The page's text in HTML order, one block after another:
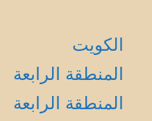
الكويت
المنطقة الرابعة
المنطقة الرابعة